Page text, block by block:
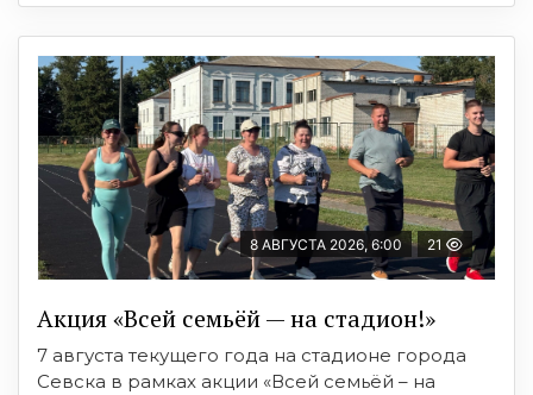
8 АВГУСТА 2026, 6:00 21
Акция «Всей семьёй — на стадион!»
7 августа текущего года на стадионе города
Севска в рамках акции «Всей семьёй – на